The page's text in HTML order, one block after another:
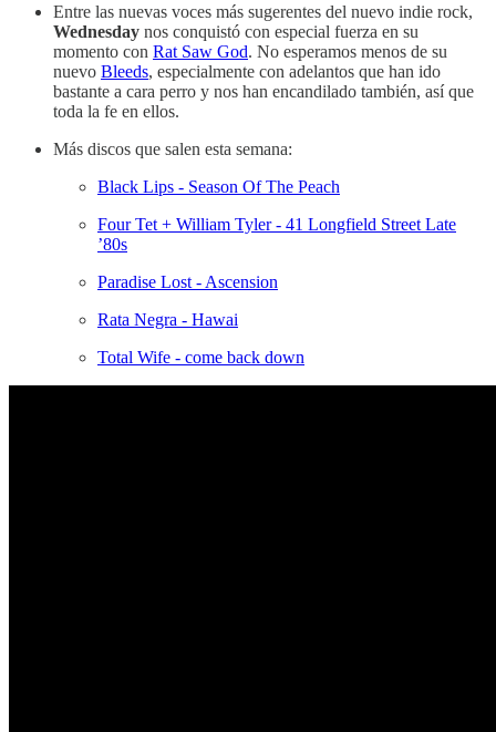
Entre las nuevas voces más sugerentes del nuevo indie rock,
Wednesday nos conquistó con especial fuerza en su
momento con Rat Saw God. No esperamos menos de su
nuevo Bleeds, especialmente con adelantos que han ido
bastante a cara perro y nos han encandilado también, así que
toda la fe en ellos.
Más discos que salen esta semana:
Black Lips - Season Of The Peach
Four Tet + William Tyler - 41 Longfield Street Late
’80s
Paradise Lost - Ascension
Rata Negra - Hawai
Total Wife - come back down